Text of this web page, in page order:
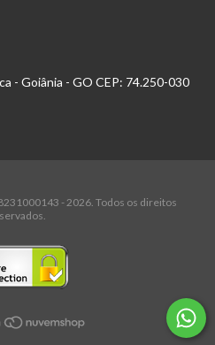
- Goiânia - GO CEP: 74.250-030
- 2026. Todos os direitos